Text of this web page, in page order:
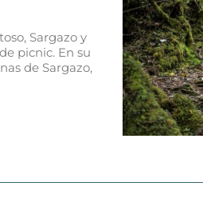
Sargazo y
picnic. En su
de Sargazo,